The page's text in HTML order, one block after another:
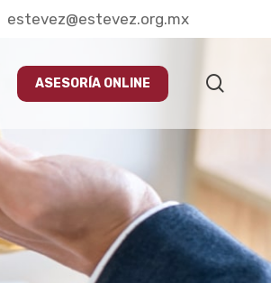
estevez@estevez.org.mx
ASESORÍA ONLINE